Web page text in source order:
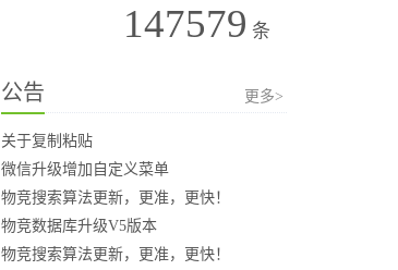
147579 条
公告 更多>
关于复制粘贴
微信升级增加自定义菜单
物竞搜索算法更新，更准，更快！
物竞数据库升级V5版本
物竞搜索算法更新，更准，更快！